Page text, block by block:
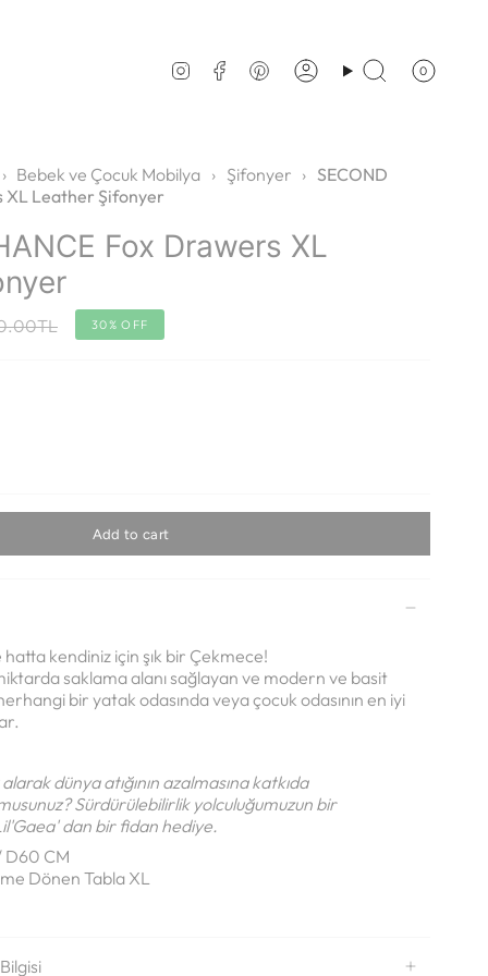
InstagramFacebookPinterestAccountSearch 0
› Bebek ve Çocuk Mobilya › Şifonyer › SECOND
XL Leather Şifonyer
Fox Drawers XL
30% OFF
Add to cart
kendiniz için şık bir Çekmece!
saklama alanı sağlayan ve modern ve basit
bir yatak odasında veya çocuk odasının en iyi
dünya atığının azalmasına katkıda
Sürdürülebilirlik yolculuğumuzun bir
dan bir fidan hediye.
CM
Dönen Tabla XL